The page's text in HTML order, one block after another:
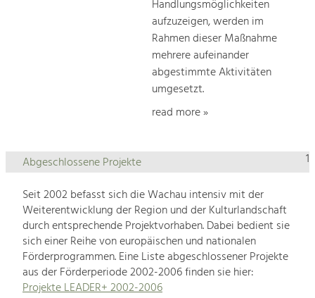
Handlungsmöglichkeiten
aufzuzeigen, werden im
Rahmen dieser Maßnahme
mehrere aufeinander
abgestimmte Aktivitäten
umgesetzt.
read more »
1
Abgeschlossene Projekte
Seit 2002 befasst sich die Wachau intensiv mit der
Weiterentwicklung der Region und der Kulturlandschaft
durch entsprechende Projektvorhaben. Dabei bedient sie
sich einer Reihe von europäischen und nationalen
Förderprogrammen. Eine Liste abgeschlossener Projekte
aus der Förderperiode 2002-2006 finden sie hier:
Projekte LEADER+ 2002-2006